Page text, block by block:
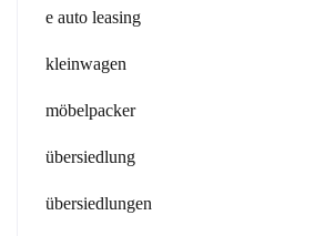
e auto leasing
kleinwagen
möbelpacker
übersiedlung
übersiedlungen